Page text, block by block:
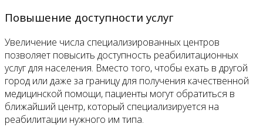
Повышение доступности услуг
Увеличение числа специализированных центров
позволяет повысить доступность реабилитационных
услуг для населения. Вместо того, чтобы ехать в другой
город или даже за границу для получения качественной
медицинской помощи, пациенты могут обратиться в
ближайший центр, который специализируется на
реабилитации нужного им типа.